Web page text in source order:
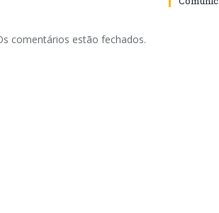
comentários estão fechados.